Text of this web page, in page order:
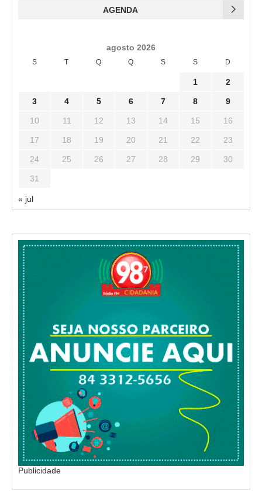
AGENDA
agosto 2026
S T Q Q S S D
1 2
3 4 5 6 7 8 9
10 11 12 13 14 15 16
17 18 19 20 21 22 23
24 25 26 27 28 29 30
31
« jul
Publicidade